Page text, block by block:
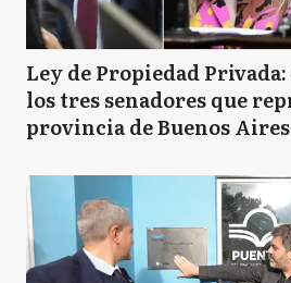
Ley de Propiedad
los tres senadores que
provincia de Buenos Aires